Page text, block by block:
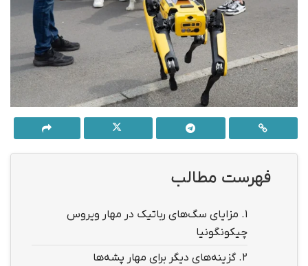
فهرست مطالب
1. مزایای سگ‌های رباتیک در مهار ویروس
چیکونگونیا
2. گزینه‌های دیگر برای مهار پشه‌ها